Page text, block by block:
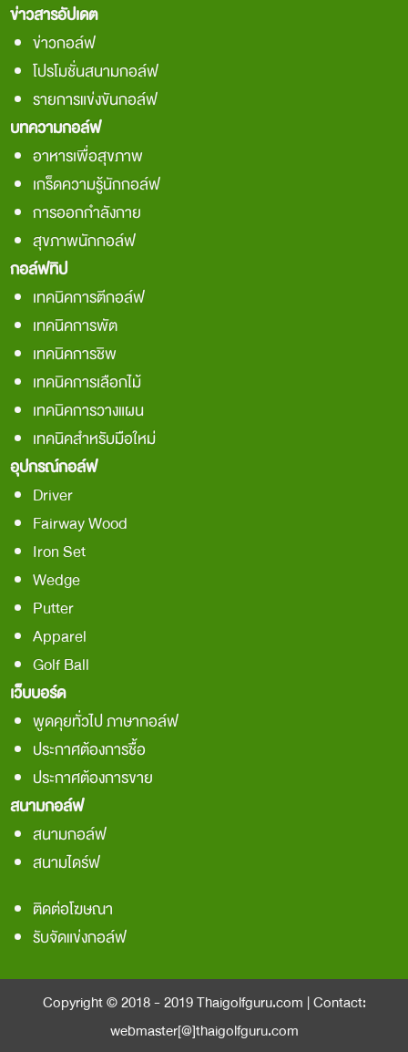
ข่าวสารอัปเดต
ข่าวกอล์ฟ
โปรโมชั่นสนามกอล์ฟ
รายการแข่งขันกอล์ฟ
บทความกอล์ฟ
อาหารเพื่อสุขภาพ
เกร็ดความรู้นักกอล์ฟ
การออกกำลังกาย
สุขภาพนักกอล์ฟ
กอล์ฟทิป
เทคนิคการตีกอล์ฟ
เทคนิคการพัต
เทคนิคการชิพ
เทคนิคการเลือกไม้
เทคนิคการวางแผน
เทคนิคสำหรับมือใหม่
อุปกรณ์กอล์ฟ
Driver
Fairway Wood
Iron Set
Wedge
Putter
Apparel
Golf Ball
เว็บบอร์ด
พูดคุยทั่วไป ภาษากอล์ฟ
ประกาศต้องการชื้อ
ประกาศต้องการขาย
สนามกอล์ฟ
สนามกอล์ฟ
สนามไดร์ฟ
ติดต่อโฆษณา
รับจัดแข่งกอล์ฟ
Copyright © 2018 - 2019Thaigolfguru.com | Contact:
webmaster[@]thaigolfguru.com